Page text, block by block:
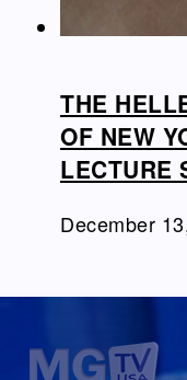
THE
OF NEW
LECTURE
December